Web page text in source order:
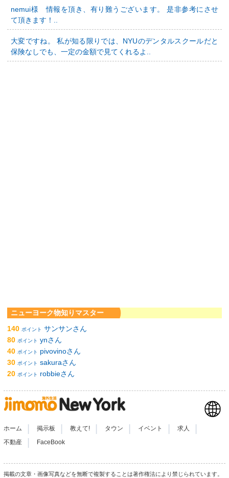
nemui様 情報を頂き、有り難うございます。 是非参考にさせ
て頂きます！..
大変ですね。 私が知る限りでは、NYUのデンタルスクールだと
保険なしでも、一定の金額で見てくれるよ..
ニューヨーク物知りマスター
140 ポイント サンサンさん
80 ポイント ynさん
40 ポイント
pivovinoさん
30 ポイント sakuraさん
20 ポイント robbieさん
ホーム 掲示板 教えて! タウン イベント 求人
不動産 FaceBook
掲載の文章・画像写真などを無断で複製することは著作権法により禁じられています。